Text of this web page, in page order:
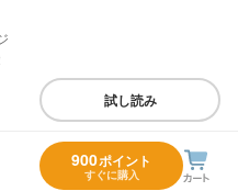
試し読み
900ポイント
すぐに購入